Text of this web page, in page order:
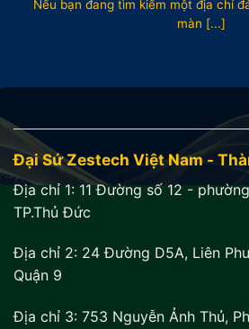
Nếu bạn đang tìm kiếm một địa chỉ
màn [...]
Đại Sứ Zestech Việt Nam -
Địa chỉ 1: 11 Đường số 12 -
TP.Thủ Đức
Địa chỉ 2: 24 Đường D5A, Liên
Quận 9
Địa chỉ 3: 753 Nguyễn Ảnh Thủ,